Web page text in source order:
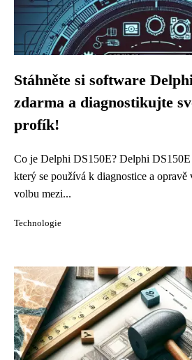
Stáhněte si software
zdarma a diagnostikujte
profík!
Co je Delphi DS150E? Delphi
který se používá k diagnostice a opravě
volbu mezi...
Technologie